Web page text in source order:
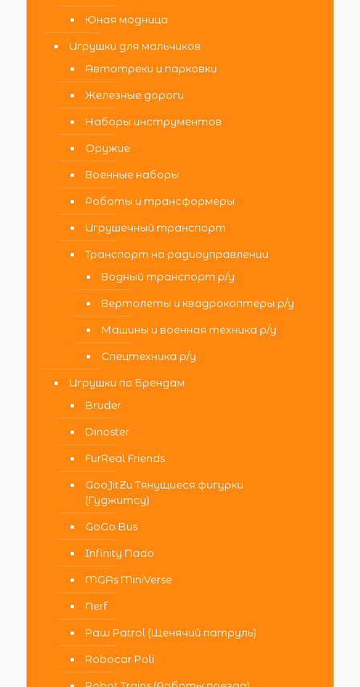
Юная модница
Игрушки для мальчиков
Автотреки и парковки
Железные дороги
Наборы инструментов
Оружие
Военные наборы
Роботы и трансформеры
Игрушечный транспорт
Транспорт на радиоуправлении
Водный транспорт р/у
Вертолеты и квадрокоптеры р/у
Машины и военная техника р/у
Спецтехника р/у
Игрушки по Брендам
Bruder
Dinoster
FurReal Friends
GooJitZu Тянущиеся фигурки
(Гуджитсу)
GoGo Bus
Infinity Nado
MGAs MiniVerse
Nerf
Paw Patrol (Щенячий патруль)
Robocar Poli